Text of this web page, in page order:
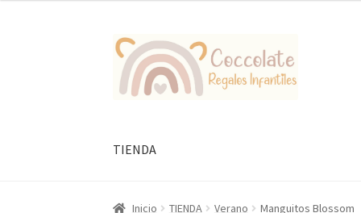
Ir
la
Ir
al
contenido
TIENDA
Inicio TIENDA Verano Manguitos Blossom